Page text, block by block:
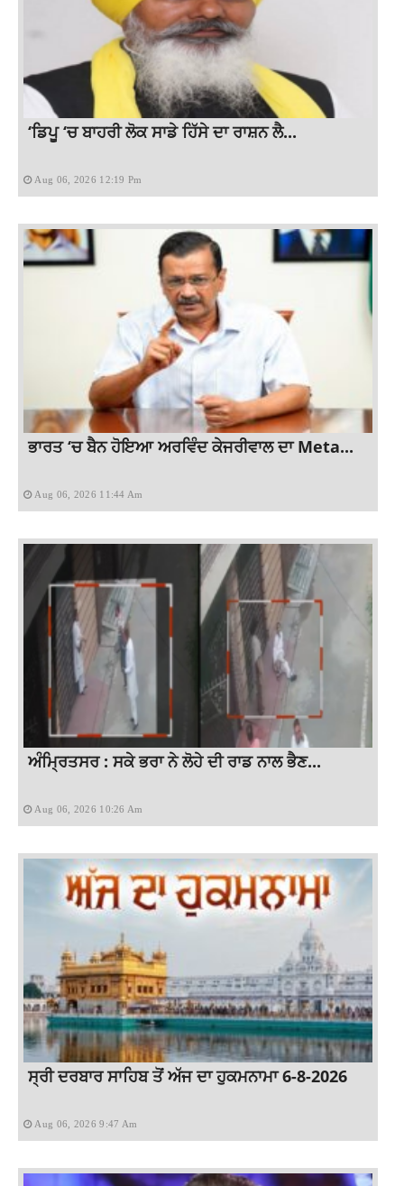
‘ਡਿਪੂ ‘ਚ ਬਾਹਰੀ ਲੋਕ ਸਾਡੇ ਹਿੱਸੇ ਦਾ ਰਾਸ਼ਨ ਲੈ...
Aug 06, 2026 12:19 Pm
ਭਾਰਤ ‘ਚ ਬੈਨ ਹੋਇਆ ਅਰਵਿੰਦ ਕੇਜਰੀਵਾਲ ਦਾ Meta...
Aug 06, 2026 11:44 Am
ਅੰਮ੍ਰਿਤਸਰ : ਸਕੇ ਭਰਾ ਨੇ ਲੋਹੇ ਦੀ ਰਾਡ ਨਾਲ ਭੈਣ...
Aug 06, 2026 10:26 Am
ਸ੍ਰੀ ਦਰਬਾਰ ਸਾਹਿਬ ਤੋਂ ਅੱਜ ਦਾ ਹੁਕਮਨਾਮਾ 6-8-2026
Aug 06, 2026 9:47 Am